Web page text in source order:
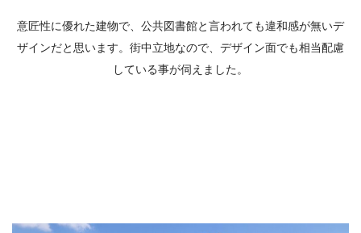
意匠性に優れた建物で、公共図書館と言われても違和感が無いデ
ザインだと思います。街中立地なので、デザイン面でも相当配慮
している事が伺えました。